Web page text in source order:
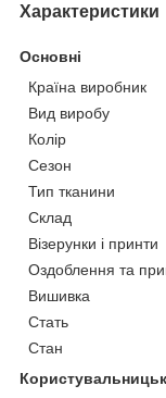
Характеристики
Основні
Країна виробник
Вид виробу
Колір
Сезон
Тип тканини
Склад
Візерунки і принти
Оздоблення та
Вишивка
Стать
Стан